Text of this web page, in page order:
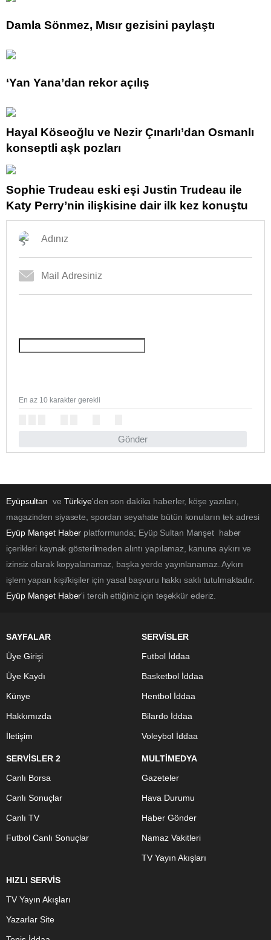
Damla Sönmez, Mısır gezisini paylaştı
‘Yan Yana’dan rekor açılış
Hayal Köseoğlu ve Nezir Çınarlı’dan Osmanlı
konseptli aşk pozları
Sophie Trudeau eski eşi Justin Trudeau ile
Katy Perry’nin ilişkisine dair ilk kez konuştu
Gönder
En az 10 karakter gerekli
Eyüpsultan ve Türkiye'den son dakika haberler, köşe yazıları,
magazinden siyasete, spordan seyahate bütün konuların tek adresi
Eyüp Manşet Haber platformunda; Eyüp Sultan Manşet haber
içerikleri kaynak gösterilmeden alıntı yapılamaz, kanuna aykırı ve
izinsiz olarak kopyalanamaz, başka yerde yayınlanamaz. Aykırı
işlem yapan kişi/kişiler için yasal başvuru hakkı saklı tutulmaktadır.
Eyüp Manşet Haber'i tercih ettiğiniz için teşekkür ederiz.
SAYFALAR
Üye Girişi
Üye Kaydı
Künye
Hakkımızda
İletişim
SERVİSLER
Futbol İddaa
Basketbol İddaa
Hentbol İddaa
Bilardo İddaa
Voleybol İddaa
SERVİSLER 2
Canlı Borsa
Canlı Sonuçlar
Canlı TV
Futbol Canlı Sonuçlar
MULTİMEDYA
Gazeteler
Hava Durumu
Haber Gönder
Namaz Vakitleri
TV Yayın Akışları
HIZLI SERVİS
TV Yayın Akışları
Yazarlar Site